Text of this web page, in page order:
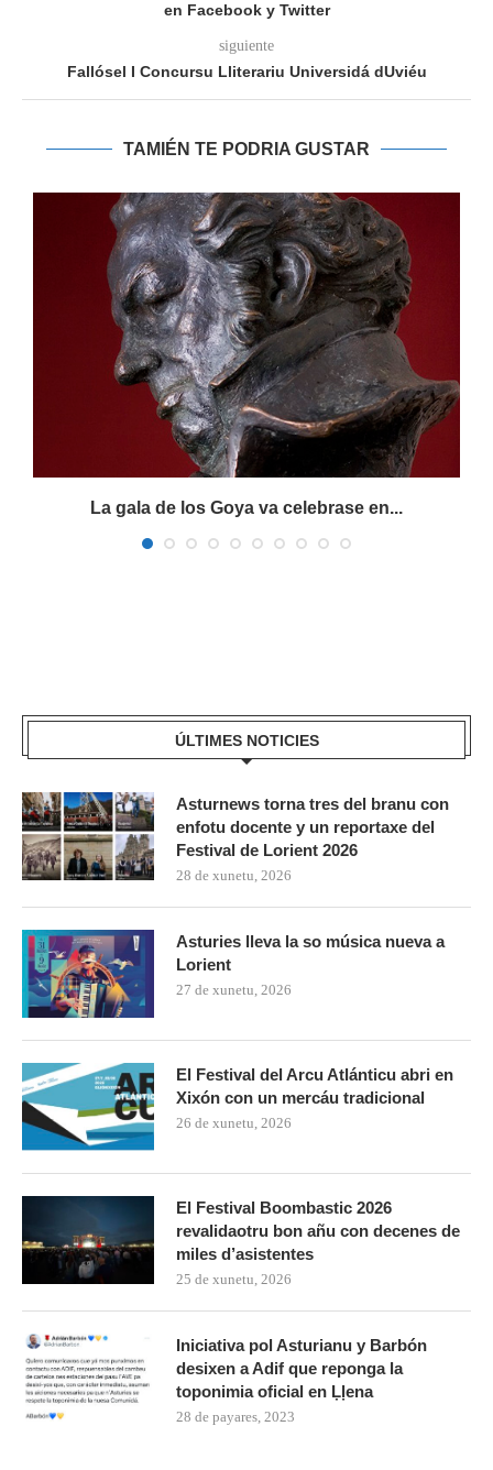
en Facebook y Twitter
siguiente
Fallósel I Concursu Lliterariu Universidá dUviéu
TAMIÉN TE PODRIA GUSTAR
La gala de los Goya va celebrase en...
ÚLTIMES NOTICIES
Asturnews torna tres del branu con
enfotu docente y un reportaxe del
Festival de Lorient 2026
28 de xunetu, 2026
Asturies lleva la so música nueva a
Lorient
27 de xunetu, 2026
El Festival del Arcu Atlánticu abri en
Xixón con un mercáu tradicional
26 de xunetu, 2026
El Festival Boombastic 2026
revalidaotru bon añu con decenes de
miles d’asistentes
25 de xunetu, 2026
Iniciativa pol Asturianu y Barbón
desixen a Adif que reponga la
toponimia oficial en Ḷḷena
28 de payares, 2023